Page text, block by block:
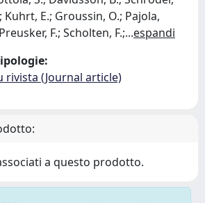
Kuhrt, E.; Groussin, O.; Pajola,
F.; Scholten, F.;...espandi
rivista (Journal article)
a questo prodotto.